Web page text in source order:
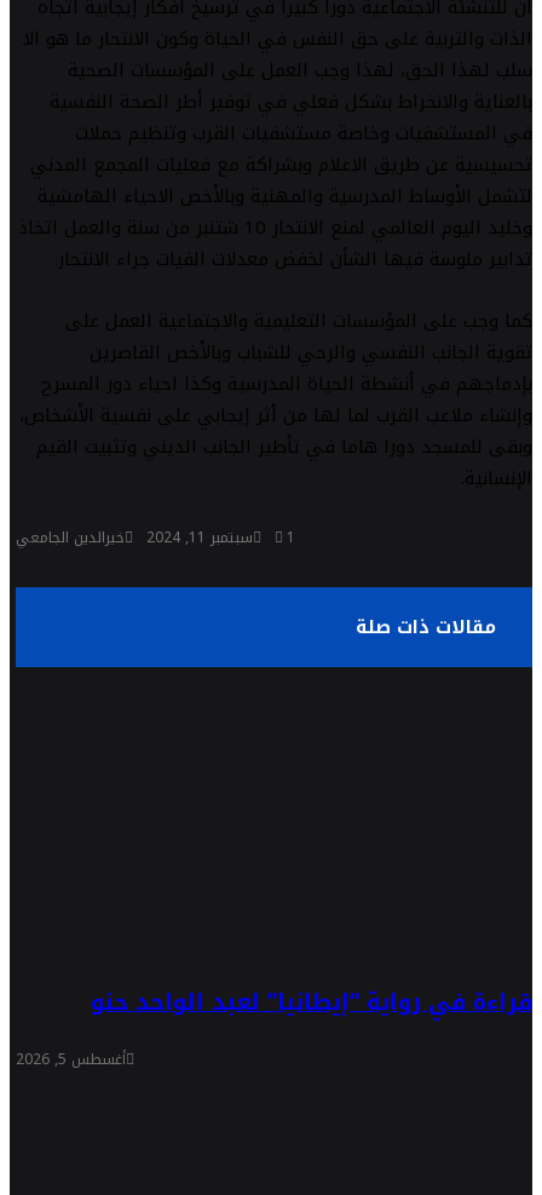
ان للتنشئة الاجتماعية دورا كبيرا في ترسيخ أفكار إيجابية اتجاه
الذات والتربية على حق النفس في الحياة وكون الانتحار ما هو الا
سلب لهذا الحق، لهذا وجب العمل على المؤسسات الصحية
بالعناية والانخراط بشكل فعلي في توفير أطر الصحة النفسية
في المستشفيات وخاصة مستشفيات القرب وتنظيم حملات
تحسيسية عن طريق الاعلام وبشراكة مع فعليات المجمع المدني
لتشمل الأوساط المدرسية والمهنية وبالأخص الاحياء الهامشية
وخليد اليوم العالمي لمنع الانتحار 10 شتنبر من سنة والعمل اتخاذ
تدابير ملوسة فيها الشأن لخفض معدلات الفيات جراء الانتحار.
كما وجب على المؤسسات التعليمية والاجتماعية العمل على
تقوية الجانب النفسي والرحي للشباب وبالأخص القاصرين
بإدماجهم في أنشطة الحياة المدرسية وكذا احياء دور المسرح
وإنشاء ملاعب القرب لما لها من أثر إيجابي على نفسية الأشخاص،
وبقى للمسجد دورا هاما في تأطير الجانب الديني وتثبيت القيم
الإنسانية.
خيرالدين الجامعي سبتمبر 11, 2024 1
مقالات ذات صلة
قراءة في رواية “إيطانيا” لعبد الواحد حنو
أغسطس 5, 2026